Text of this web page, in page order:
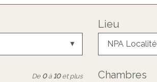
Lieu
NPA Localité
De 0 à 10 et plus Chambres